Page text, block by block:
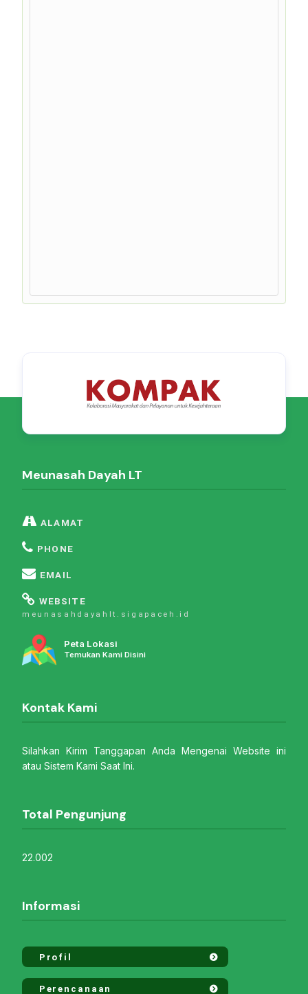
Meunasah Dayah LT
ALAMAT
PHONE
EMAIL
WEBSITE
meunasahdayahlt.sigapaceh.id
Peta Lokasi
Temukan Kami Disini
Kontak Kami
Silahkan Kirim Tanggapan Anda Mengenai Website ini
atau Sistem Kami Saat Ini.
Total Pengunjung
22.002
Informasi
Profil
Perencanaan